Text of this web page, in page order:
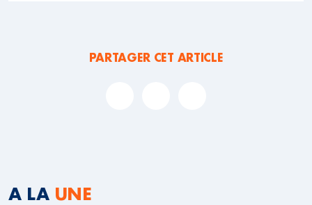
PARTAGER CET ARTICLE
A LA UNE